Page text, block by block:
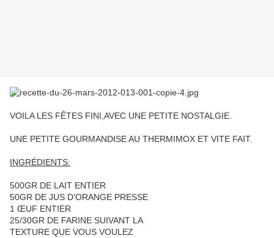
VOILA LES FÊTES FINI,AVEC UNE PETITE NOSTALGIE.
UNE PETITE GOURMANDISE AU THERMIMOX ET VITE FAIT.
INGRÉDIENTS:
500GR DE LAIT ENTIER
50GR DE JUS D'ORANGE PRESSE
1 ŒUF ENTIER
25/30GR DE FARINE SUIVANT LA
TEXTURE QUE VOUS VOULEZ